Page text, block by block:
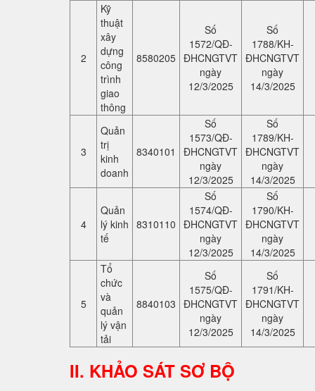
2
Kỹ
thuật
xây
dựng
công
trình
giao
thông
8580205
Số
1572/QĐ-
ĐHCNGTVT
ngày
12/3/2025
Số
1788/KH-
ĐHCNGTVT
ngày
14/3/2025
3
Quản
trị
kinh
doanh
8340101
Số
1573/QĐ-
ĐHCNGTVT
ngày
12/3/2025
Số
1789/KH-
ĐHCNGTVT
ngày
14/3/2025
4
Quản
lý kinh
tế
8310110
Số
1574/QĐ-
ĐHCNGTVT
ngày
12/3/2025
Số
1790/KH-
ĐHCNGTVT
ngày
14/3/2025
5
Tổ
chức
và
quản
lý vận
tải
8840103
Số
1575/QĐ-
ĐHCNGTVT
ngày
12/3/2025
Số
1791/KH-
ĐHCNGTVT
ngày
14/3/2025
II. KHẢO SÁT SƠ BỘ